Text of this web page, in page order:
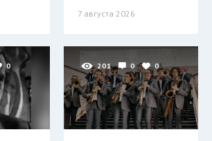
7 августа 2026
0 201 0 0